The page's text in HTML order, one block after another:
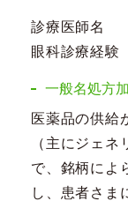
診療医師名
眼科診療経験
一般名処方
医薬品の供給
（主にジェ
で、銘柄によ
し、患者さま